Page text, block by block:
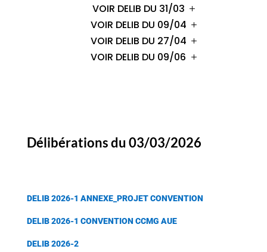
VOIR DELIB DU 31/03
VOIR DELIB DU 09/04
VOIR DELIB DU 27/04
VOIR DELIB DU 09/06
Délibérations du 03/03/2026
DELIB 2026-1 ANNEXE_PROJET CONVENTION
DELIB 2026-1 CONVENTION CCMG AUE
DELIB 2026-2